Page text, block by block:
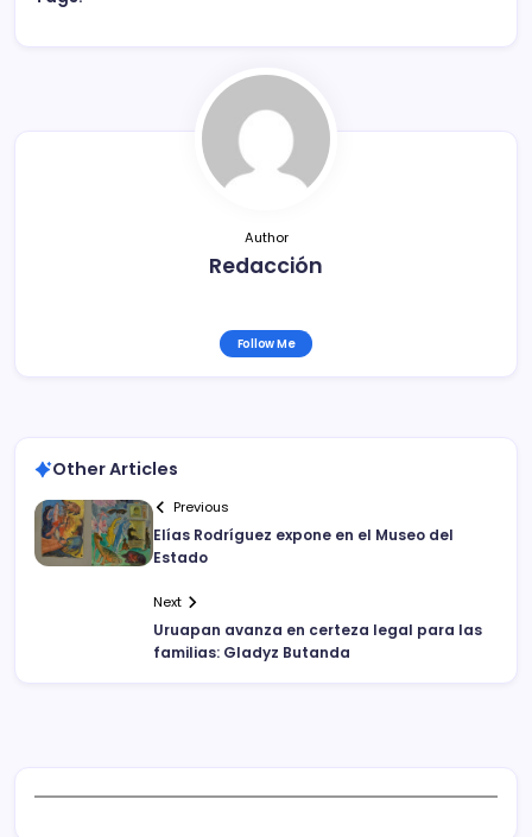
ar
tir
Author
Redacción
Follow Me
Other Articles
Previous
Elías Rodríguez expone en el Museo del
Estado
Next
Uruapan avanza en certeza legal para las
familias: Gladyz Butanda